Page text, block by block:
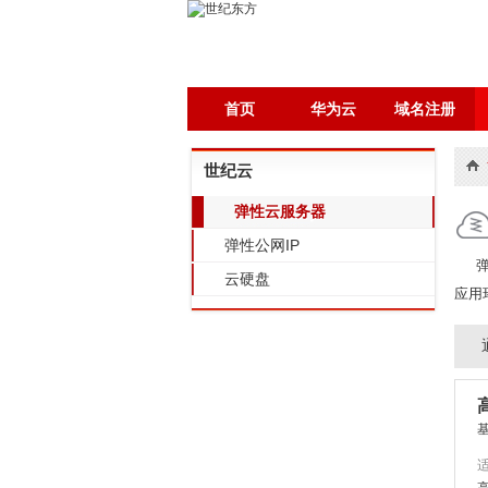
首页 华为云 域名注册
世纪云
弹性云服务器
弹性公网IP
云硬盘
应用